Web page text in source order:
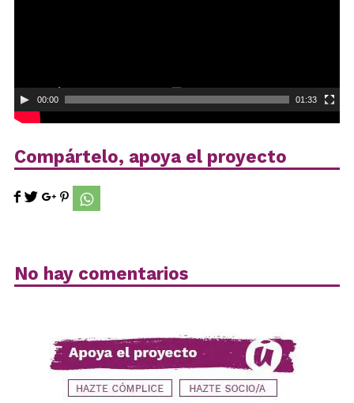
00:00 01:33
Compártelo, apoya el proyecto
No hay comentarios